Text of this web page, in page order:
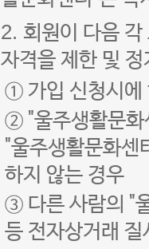
2. 회원이 다음
자격을 제한 및
① 가입 신청시에
② "울주생활문화
"울주생활문화센
하지 않는 경우
③ 다른 사람의 "
등 전자상거래